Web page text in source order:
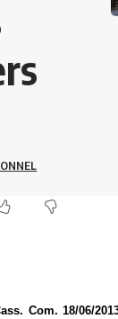
Com. 18/06/